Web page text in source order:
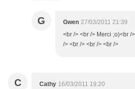
G Gwen 27/03/2011 21:39
<br /> <br /> Merci ;o)<br /
/> <br /> <br /> <br />
C Cathy 16/03/2011 19:20